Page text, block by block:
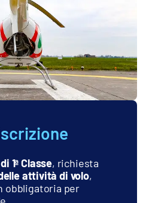
OPPORTUNITÀ PER
PERCORSO
sul percorso
pilota di